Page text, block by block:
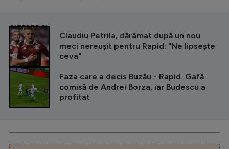
CITEȘTE ȘI
Claudiu Petrila, dărâmat după un nou
meci nereușit pentru Rapid: "Ne lipsește
ceva"
Faza care a decis Buzău - Rapid. Gafă
comisă de Andrei Borza, iar Budescu a
profitat